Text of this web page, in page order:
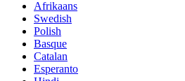
Afrikaans
Swedish
Polish
Basque
Catalan
Esperanto